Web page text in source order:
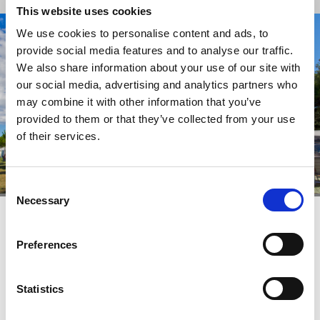
This website uses cookies
We use cookies to personalise content and ads, to
provide social media features and to analyse our traffic.
We also share information about your use of our site with
our social media, advertising and analytics partners who
may combine it with other information that you’ve
provided to them or that they’ve collected from your use
of their services.
Consent
Selection
Necessary
Preferences
Statistics
Camping Spezial - Superior Stellplatz
Kapazität: Max 2 Personen, Stromanschluss,